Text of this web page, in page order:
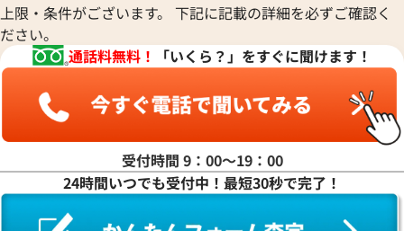
格
日時点の参考買取価格です
参考買取価格
※2026年1月27日時点の参考
ウブロ
ETERNA
エテルナ
エドックス
EBERHARD
エベラール
GUCCI
グッチ
Graham
Grand Seiko
グランドセイコー
CORUM
コルム
Concord
コンコルド
ジェイコブ
Gerald Genta
ジェラルド・ジェンタ
ジャガー・ルクルト
Jaquet Droz
Girard-Perregaux
ジラール・ペルゴ
Sinn
パルミジャーニ・フルリエ
Piaget
ピアジェ
PIERRE KUNZ
ピエール・クンツ
FRANCK MULLER
ブシュロン
BREITLING
ブライトリング
ルミノックス
Ressence
レッセンス
ROGER DUBUIS
ロジェ・デュブイ
ROLEX
ロレックス
ロンジン
上限・条件がございます。 下記に記載の詳細を必ずご確認く
ださい。
通話料無料！
「いくら？」をすぐに聞けます！
受付時間 9：00〜19：00
24時間いつでも受付中！最短30秒で完了！